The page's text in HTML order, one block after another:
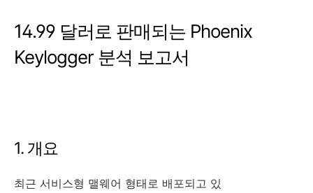
14.99 달러로 판매되는 Phoenix
Keylogger 분석 보고서
1. 개요
최근 서비스형 맬웨어 형태로 배포되고 있